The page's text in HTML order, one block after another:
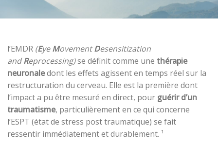
l’EMDR (EyeMovementDesensitization
andReprocessing)se définit comme une thérapie
neuronaledont les effets agissent en temps réel sur la
restructuration du cerveau. Elle est la première dont
l’impact a pu être mesuré en direct, pour guérir d’un
traumatisme, particulièrement en ce qui concerne
l’ESPT (état de stress post traumatique) se fait
ressentir immédiatement et durablement. ¹